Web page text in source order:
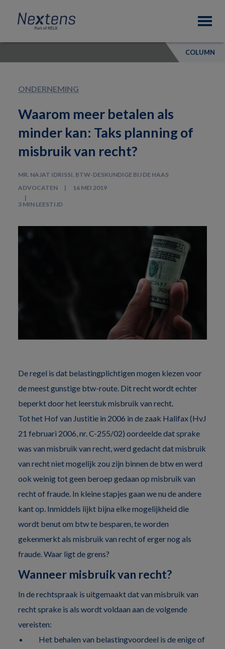
primary
navigation
content
footer
Nextens
Fiscaal
partner
van
COLUMN
ONDERNEMING
Waarom meer betalen als
minder kan: Taks planning of
misbruik van recht?
MR. NAJAT IDRISSI, BTW-DESKUNDIGE BIJ DE HAAS
ADVOCATEN
16 MEI 2019
3 MIN LEESTIJD
De regel is dat belastingplichtigen mogen kiezen voor
de meest gunstige btw-route. Dit recht wordt echter
beperkt door het leerstuk misbruik van recht.
Tot het Hof van Justitie in 2006 in de zaak Halifax (HvJ
21 februari 2006, nr. C-255/02) oordeelde dat sprake
was van misbruik van recht, werd gedacht dat misbruik
van recht niet mogelijk zou zijn binnen de btw en werd
ook weinig tot geen beroep gedaan op misbruik van
recht of fraude. In kleine stapjes gaan we nu de andere
kant op. Inmiddels lijkt bijna elke mogelijkheid die
wordt benut om btw te besparen, te worden
gekenmerkt als misbruik van recht of erger nog als
fraude. Waar ligt de grens?
Wanneer misbruik van recht?
In de rechtspraak is uitgemaakt dat van misbruik van
recht sprake is als wordt voldaan aan de volgende
vereisten:
Het behalen van belastingvoordeel is de enige of